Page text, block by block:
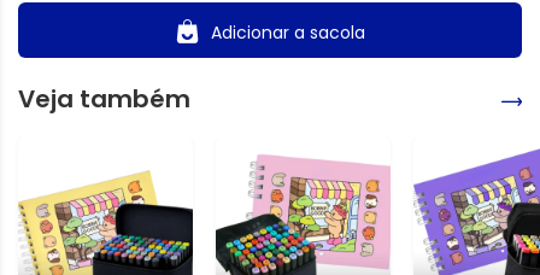
Adicionar a sacola
Veja também